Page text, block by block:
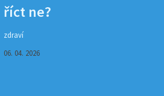
říct ne?
zdraví
06. 04. 2026